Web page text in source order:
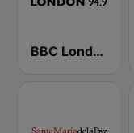
BBC London